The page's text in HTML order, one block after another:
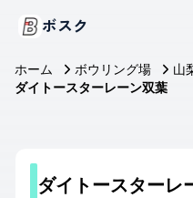
ボスク
ホーム ボウリング場
山
ダイトースターレーン双葉
ダイトースターレ